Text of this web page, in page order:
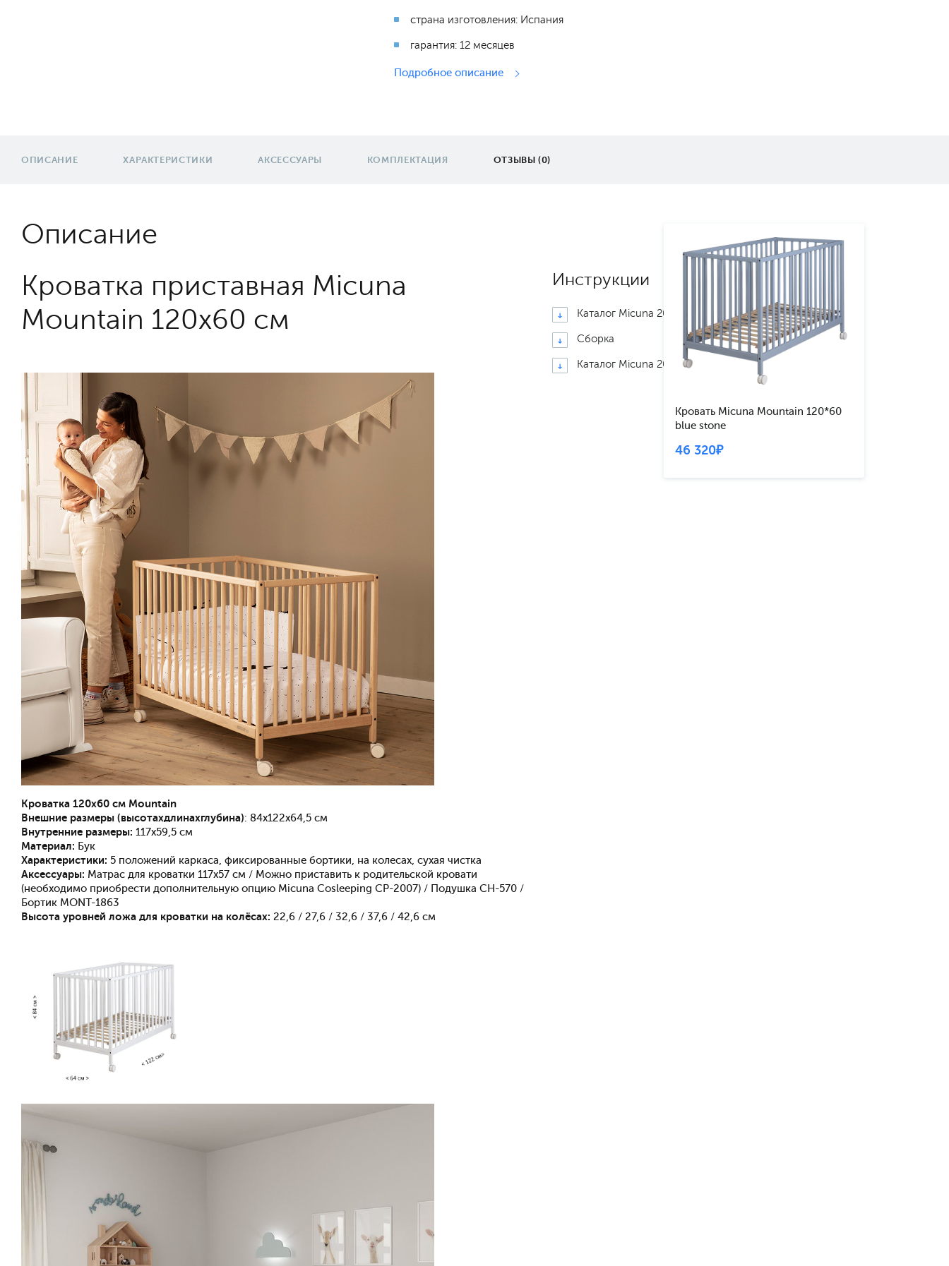
страна изготовления: Испания
гарантия: 12 месяцев
Подробное описание
ОПИСАНИЕ ХАРАКТЕРИСТИКИ АКСЕССУАРЫ КОМПЛЕКТАЦИЯ ОТЗЫВЫ (0)
Кровать Micuna Mountain 120*60
blue stone
46 320₽
Описание
Кроватка приставная Micuna
Mountain 120х60 см
Кроватка 120х60 см Mountain
Внешние размеры (высотахдлинахглубина): 84x122x64,5 см
Внутренние размеры: 117x59,5 см
Материал: Бук
Характеристики: 5 положений каркаса, фиксированные бортики, на колесах, сухая чистка
Аксессуары: Матрас для кроватки 117х57 см / Можно приставить к родительской кровати
(необходимо приобрести дополнительную опцию Micuna Cosleeping CP-2007) / Подушка CH-570 /
Бортик MONT-1863
Высота уровней ложа для кроватки на колёсах: 22,6 / 27,6 / 32,6 / 37,6 / 42,6 см
Инструкции
Каталог Micuna 2024
Сборка
Каталог Micuna 2025